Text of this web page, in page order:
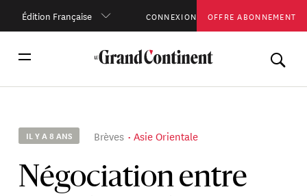
Édition Française CONNEXION OFFRE ABONNEMENT
IL Y A 8 ANS Brèves Asie Orientale
Négociation entre